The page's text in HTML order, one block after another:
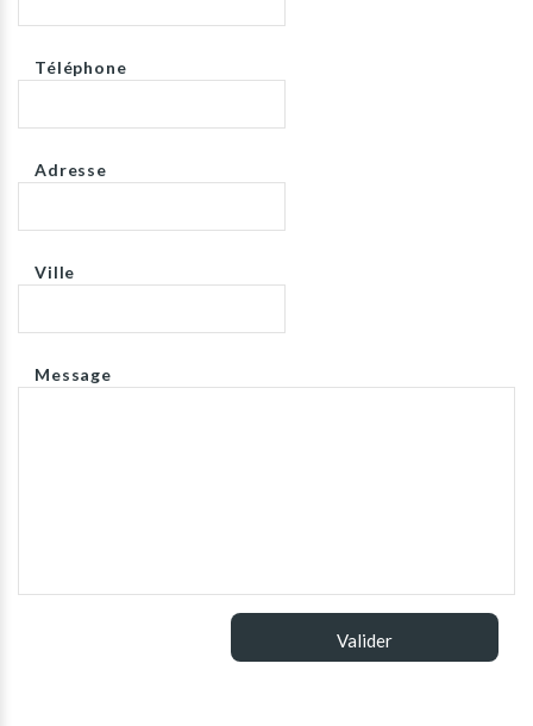
Téléphone
Adresse
Ville
Message
Valider